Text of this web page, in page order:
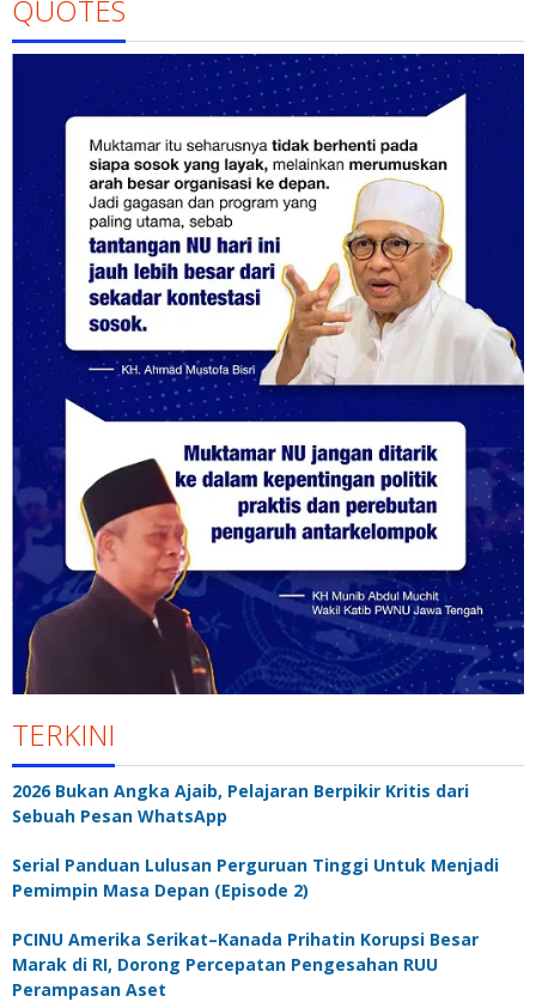
QUOTES
TERKINI
2026 Bukan Angka Ajaib, Pelajaran Berpikir Kritis dari
Sebuah Pesan WhatsApp
Serial Panduan Lulusan Perguruan Tinggi Untuk Menjadi
Pemimpin Masa Depan (Episode 2)
PCINU Amerika Serikat–Kanada Prihatin Korupsi Besar
Marak di RI, Dorong Percepatan Pengesahan RUU
Perampasan Aset